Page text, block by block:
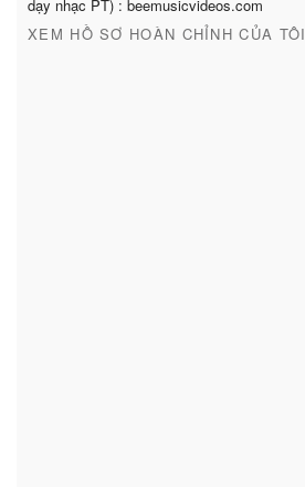
dạy nhạc PT) : beemusicvideos.com
XEM HỒ SƠ HOÀN CHỈNH CỦA TÔI